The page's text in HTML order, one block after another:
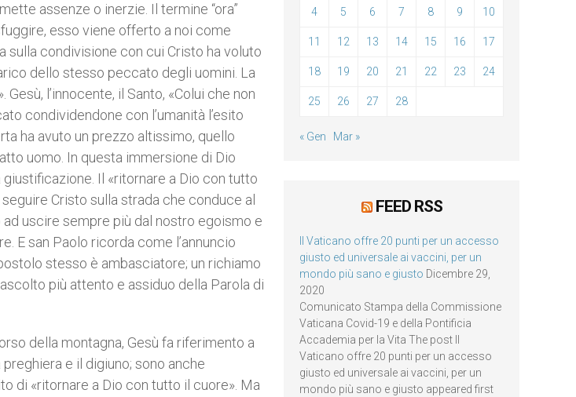
assenze o inerzie. Il termine “ora”
esso viene offerto a noi come
sulla condivisione con cui Cristo ha voluto
dello stesso peccato degli uomini. La
l’innocente, il Santo, «Colui che non
condividendone con l’umanità l’esito
ha avuto un prezzo altissimo, quello
uomo. In questa immersione di Dio
Il «ritornare a Dio con tutto
Cristo sulla strada che conduce al
ad uscire sempre più dal nostro egoismo e
E san Paolo ricorda come l’annuncio
stesso è ambasciatore; un richiamo
più attento e assiduo della Parola di
della montagna, Gesù fa riferimento a
e il digiuno; sono anche
di «ritornare a Dio con tutto il cuore». Ma
4 5 6 7 8 9 10
11 12 13 14 15 16 17
18 19 20 21 22 23 24
25 26 27 28
« Gen Mar »
FEED RSS
Il Vaticano offre 20 punti per un accesso
giusto ed universale ai vaccini, per un
mondo più sano e giusto Dicembre 29,
2020
Comunicato Stampa della Commissione
Vaticana Covid-19 e della Pontificia
Accademia per la Vita The post Il
Vaticano offre 20 punti per un accesso
giusto ed universale ai vaccini, per un
mondo più sano e giusto appeared first